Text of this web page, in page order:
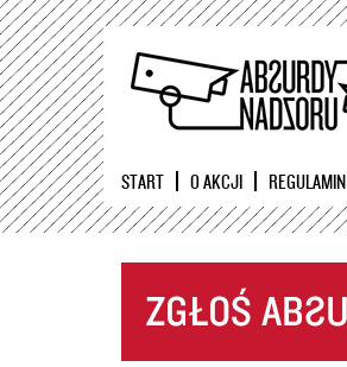
START O AKCJI REGULAMIN